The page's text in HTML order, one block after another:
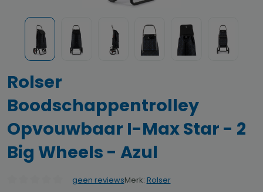
Rolser
Boodschappentrolley
Opvouwbaar I-Max Star - 2
Big Wheels - Azul
geen reviewsMerk: Rolser